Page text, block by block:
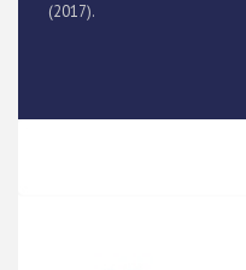
(2017).